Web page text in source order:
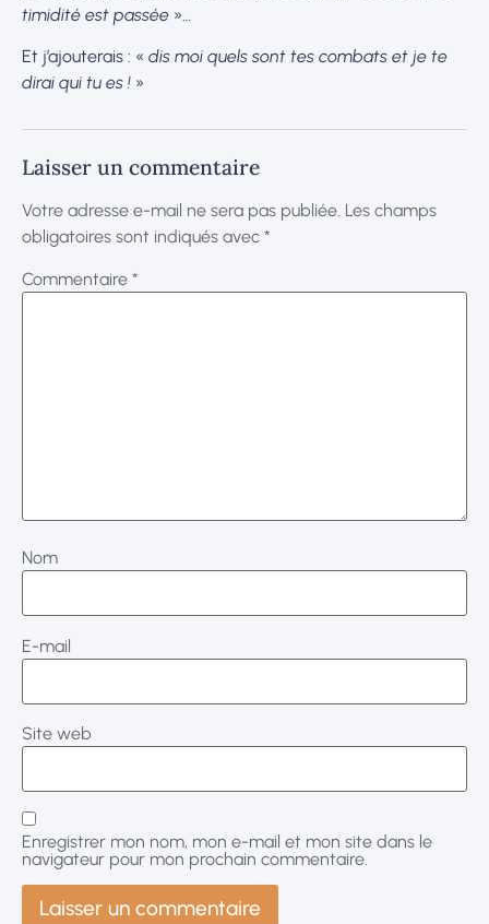
timidité est passée »…
Et j’ajouterais : « dis moi quels sont tes combats et je te
dirai qui tu es ! »
Laisser un commentaire
Votre adresse e-mail ne sera pas publiée. Les champs
obligatoires sont indiqués avec *
Commentaire *
Nom
E-mail
Site web
Enregistrer mon nom, mon e-mail et mon site dans le
navigateur pour mon prochain commentaire.